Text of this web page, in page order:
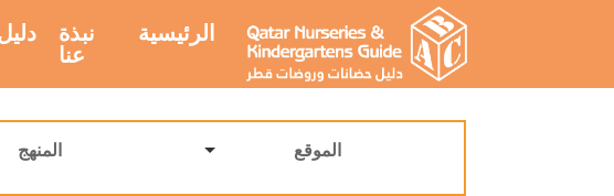
نبذة
عنا
الرئيسية
المنهج الموقع